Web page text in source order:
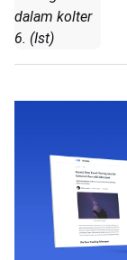
dalam kolter
6. (Ist)